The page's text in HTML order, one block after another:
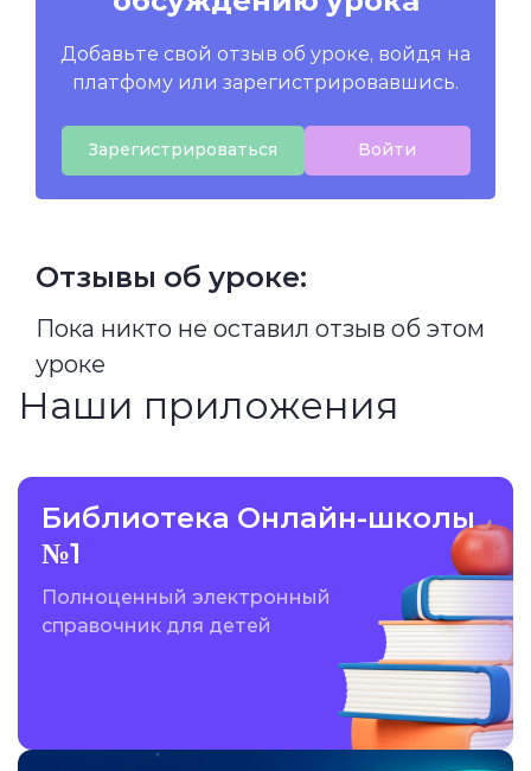
Добавьте свой отзыв об уроке, войдя на
платфому или зарегистрировавшись.
Зарегистрироваться Войти
Отзывы об уроке:
Пока никто не оставил отзыв об этом
уроке
Наши приложения
Библиотека Онлайн-школы
№1
Полноценный электронный
справочник для детей